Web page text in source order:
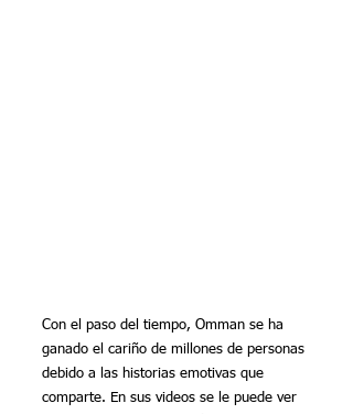
Con el paso del tiempo, Omman se ha
ganado el cariño de millones de personas
debido a las historias emotivas que
comparte. En sus videos se le puede ver